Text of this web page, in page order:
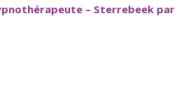
– Sterrebeek par